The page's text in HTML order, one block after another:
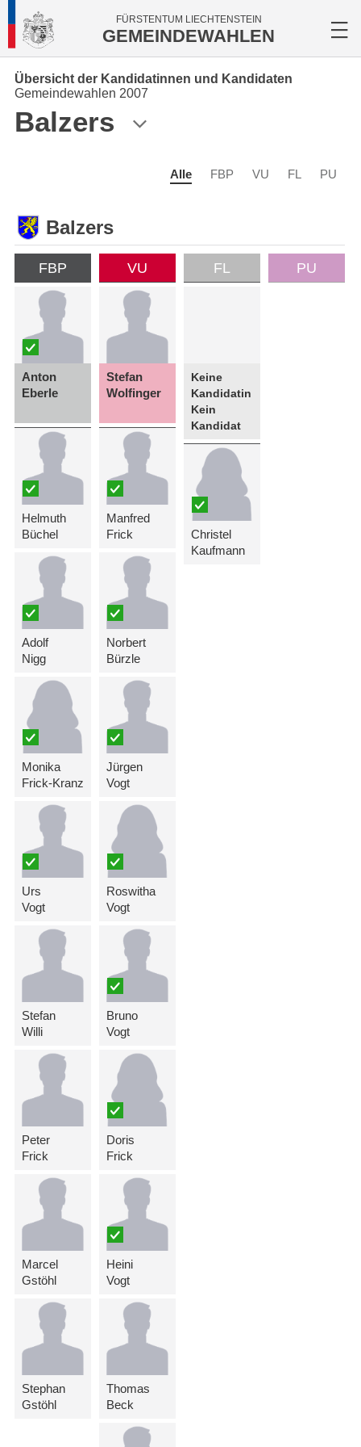
FÜRSTENTUM LIECHTENSTEIN
GEMEINDEWAHLEN
Übersicht der Kandidatinnen und Kandidaten
Gemeindewahlen 2007
Balzers
Alle FBP VU FL PU
Balzers
FBP
Anton
Eberle
Helmuth
Büchel
Adolf
Nigg
Monika
Frick-Kranz
Urs
Vogt
Stefan
Willi
Peter
Frick
Marcel
Gstöhl
Stephan
Gstöhl
VU
Stefan
Wolfinger
Manfred
Frick
Norbert
Bürzle
Jürgen
Vogt
Roswitha
Vogt
Bruno
Vogt
Doris
Frick
Heini
Vogt
Thomas
Beck
FL
Keine
Kandidatin
Kein
Kandidat
Christel
Kaufmann
PU